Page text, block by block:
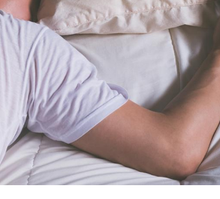
Les médicaments GLP-1
protègent-ils aussi les os
?
Cytomégalovirus : ce qui
change dans la prise en
charge des femmes
enceintes